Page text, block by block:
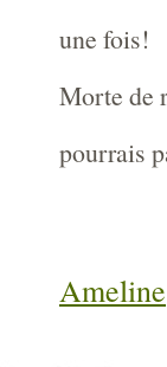
une fois!
Morte de
pourrais
Ameline